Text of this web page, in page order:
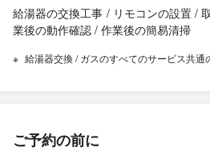
給湯器の交換工事 / リモコンの設置 /
業後の動作確認 / 作業後の簡易清掃
給湯器交換 / ガスのすべてのサービス共通
ご予約の前に